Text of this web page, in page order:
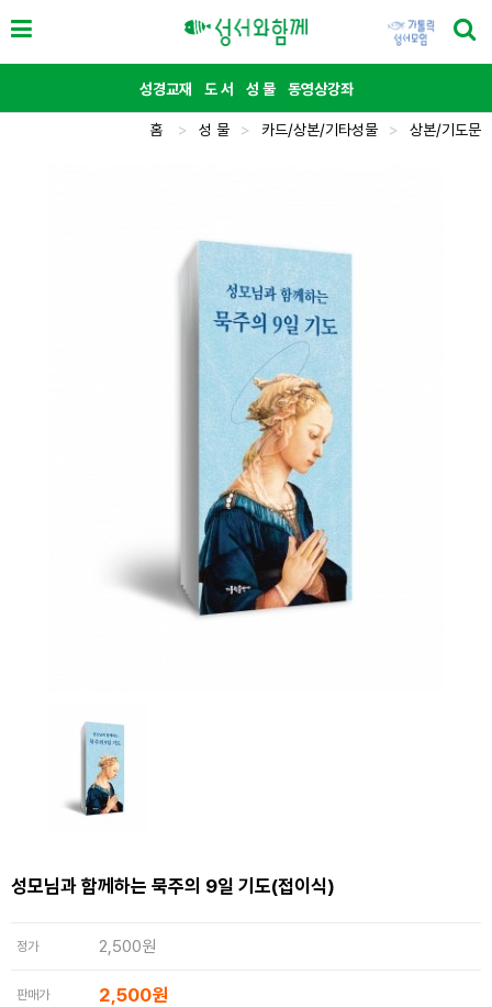
성경교재 도 서 성 물 동영상강좌
홈 > 성 물 > 카드/상본/기타성물 > 상본/기도문
성모님과 함께하는 묵주의 9일 기도(접이식)
정가 2,500원
판매가 2,500원